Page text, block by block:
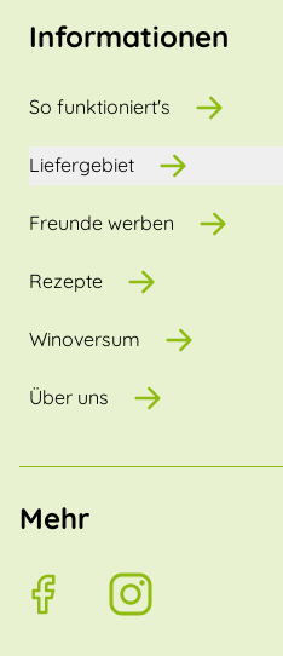
Informationen
So funktioniert's
Liefergebiet
Freunde werben
Rezepte
Winoversum
Über uns
Mehr